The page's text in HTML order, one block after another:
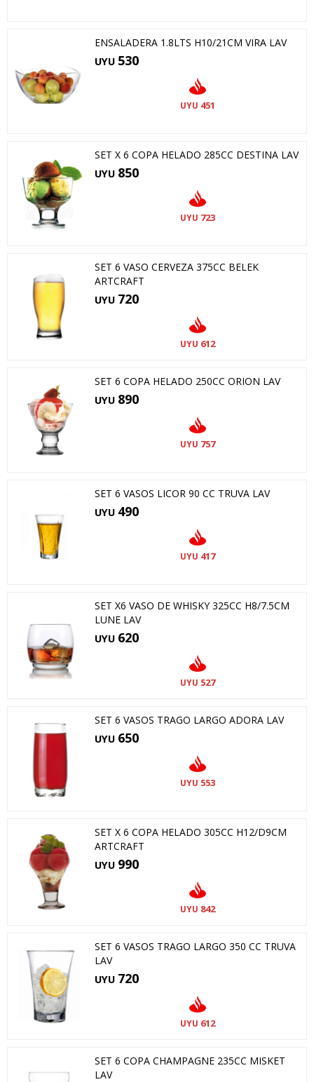
ENSALADERA 1.8LTS H10/21CM VIRA LAV
UYU 530
UYU 451
SET X 6 COPA HELADO 285CC DESTINA LAV
UYU 850
UYU 723
SET 6 VASO CERVEZA 375CC BELEK
ARTCRAFT
UYU 720
UYU 612
SET 6 COPA HELADO 250CC ORION LAV
UYU 890
UYU 757
SET 6 VASOS LICOR 90 CC TRUVA LAV
UYU 490
UYU 417
SET X6 VASO DE WHISKY 325CC H8/7.5CM
LUNE LAV
UYU 620
UYU 527
SET 6 VASOS TRAGO LARGO ADORA LAV
UYU 650
UYU 553
SET X 6 COPA HELADO 305CC H12/D9CM
ARTCRAFT
UYU 990
UYU 842
SET 6 VASOS TRAGO LARGO 350 CC TRUVA
LAV
UYU 720
UYU 612
SET 6 COPA CHAMPAGNE 235CC MISKET
LAV